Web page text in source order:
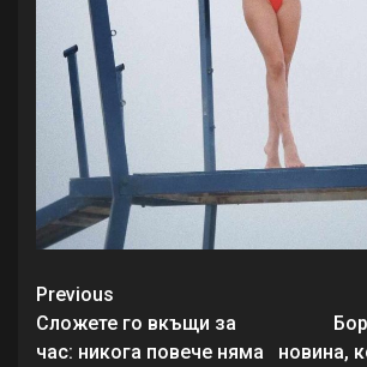
Continue
Reading
Previous
Сложете го вкъщи за
час: никога повече няма
новина,